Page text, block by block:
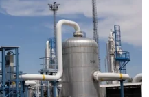
Dmitry Peskov cho
đến các cuộc tấn